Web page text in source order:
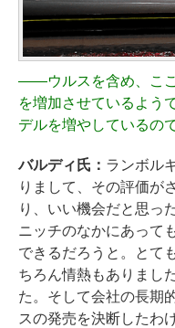
――ウルスを含め、こ
を増加させているよう
デルを増やしているの
バルディ氏： ランボル
りまして、その評価が
り、いい機会だと思っ
ニッチのなかにあって
できるだろうと。とて
ちろん情熱もありまし
た。そして会社の長期
スの発売を決断したわ